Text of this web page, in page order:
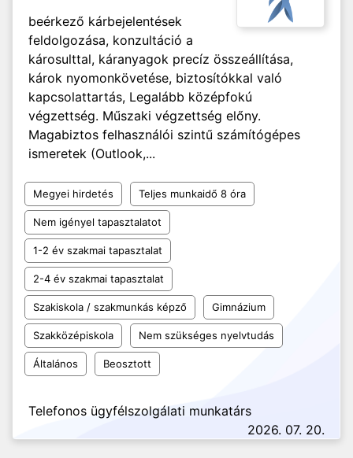
beérkező kárbejelentések
feldolgozása, konzultáció a
károsulttal, káranyagok precíz összeállítása,
károk nyomonkövetése, biztosítókkal való
kapcsolattartás, Legalább középfokú
végzettség. Műszaki végzettség előny.
Magabiztos felhasználói szintű számítógépes
ismeretek (Outlook,...
Megyei hirdetés Teljes munkaidő 8 óra
Nem igényel tapasztalatot
1-2 év szakmai tapasztalat
2-4 év szakmai tapasztalat
Szakiskola / szakmunkás képző Gimnázium
Szakközépiskola Nem szükséges nyelvtudás
Általános Beosztott
Telefonos ügyfélszolgálati munkatárs
2026. 07. 20.